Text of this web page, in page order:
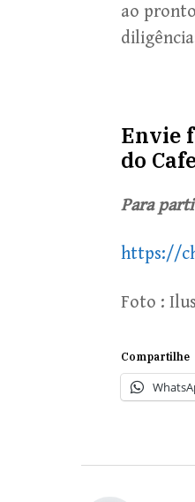
ao
Envie
do
Para
https://
Foto :
Compartilhe